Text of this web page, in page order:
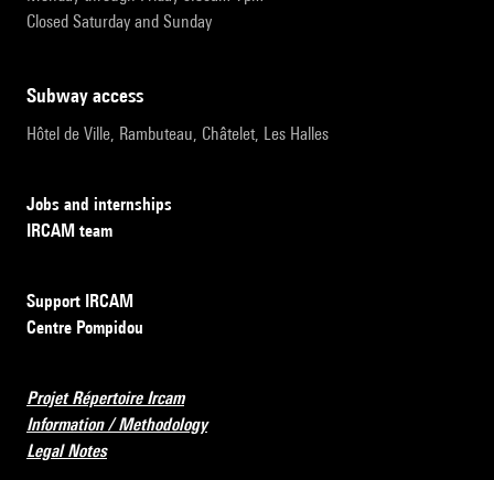
Closed Saturday and Sunday
subway access
Hôtel de Ville, Rambuteau, Châtelet, Les Halles
Jobs and internships
IRCAM team
Support IRCAM
Centre Pompidou
Projet Répertoire Ircam
Information / Methodology
Legal Notes